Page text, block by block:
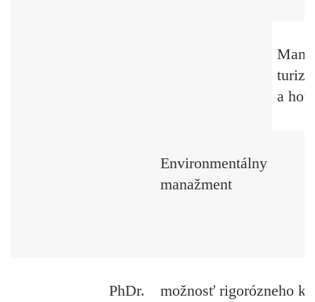
a
Environmentálny
manažment
PhDr.
možnosť rigorózneho